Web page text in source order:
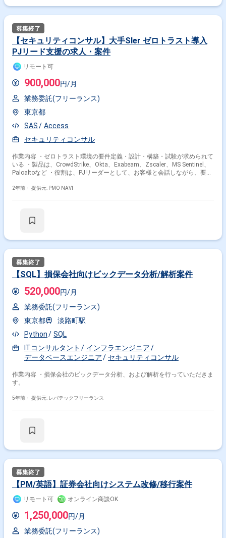
【セキュリティコンサル】大手SIer ゼロトラスト導入
PJリード支援の求人・案件
リモート可
900,000円/月
業務委託(フリーランス)
東京都
SAS
Access
セキュリティコンサル
作業内容 ・ゼロトラスト環境の要件定義・設計・構築・試験が求められて
いる ・製品は、CrowdStrike、Okta、Exabeam、Zscaler、MS Sentinel、
Paloaltoなど ・役割は、PJリーダーとして、お客様と会話しながら、要件
2年前・ 提供元: PMO NAVI
【SQL】損保会社向けビックデータ分析/解析案件
520,000円/月
業務委託(フリーランス)
東京都
淡路町駅
Python
SQL
ITコンサルタント
インフラエンジニア
データベースエンジニア
セキュリティコンサル
作業内容 ・損保会社のビックデータ分析、および解析を行っていただきま
す。
5年前・ 提供元: レバテックフリーランス
【PM/英語】証券会社向けシステム改修/移行案件
リモート可 オンライン商談OK
1,250,000円/月
業務委託(フリーランス)